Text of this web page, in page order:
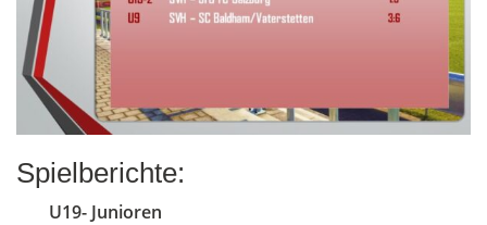
Spielberichte:
U19- Junioren